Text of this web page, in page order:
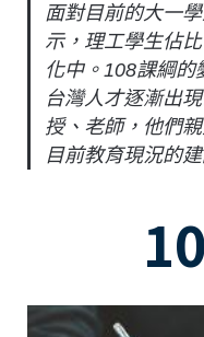
面對目前的大一
示，理工學生佔
化中。108課綱的
台灣人才逐漸出
授、老師，他們
目前教育現況的建